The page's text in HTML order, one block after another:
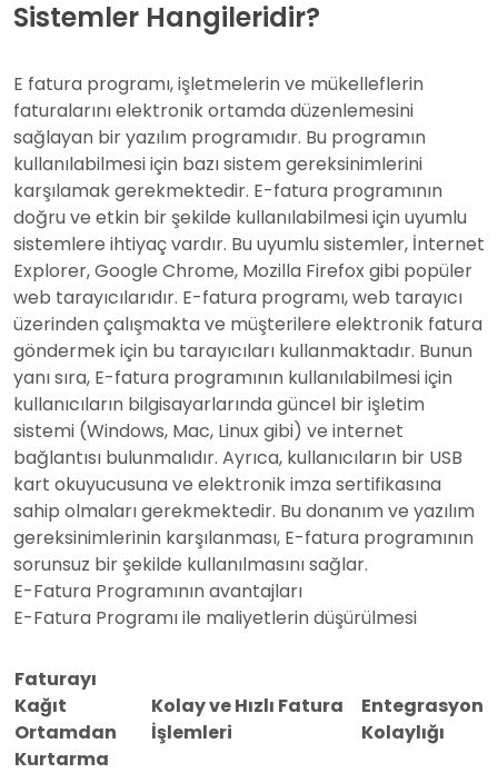
Sistemler Hangileridir?
E fatura programı, işletmelerin ve mükelleflerin
faturalarını elektronik ortamda düzenlemesini
sağlayan bir yazılım programıdır. Bu programın
kullanılabilmesi için bazı sistem gereksinimlerini
karşılamak gerekmektedir. E-fatura programının
doğru ve etkin bir şekilde kullanılabilmesi için uyumlu
sistemlere ihtiyaç vardır. Bu uyumlu sistemler, İnternet
Explorer, Google Chrome, Mozilla Firefox gibi popüler
web tarayıcılarıdır. E-fatura programı, web tarayıcı
üzerinden çalışmakta ve müşterilere elektronik fatura
göndermek için bu tarayıcıları kullanmaktadır. Bunun
yanı sıra, E-fatura programının kullanılabilmesi için
kullanıcıların bilgisayarlarında güncel bir işletim
sistemi (Windows, Mac, Linux gibi) ve internet
bağlantısı bulunmalıdır. Ayrıca, kullanıcıların bir USB
kart okuyucusuna ve elektronik imza sertifikasına
sahip olmaları gerekmektedir. Bu donanım ve yazılım
gereksinimlerinin karşılanması, E-fatura programının
sorunsuz bir şekilde kullanılmasını sağlar.
E-Fatura Programının avantajları
E-Fatura Programı ile maliyetlerin düşürülmesi
Faturayı
Kağıt
Ortamdan
Kurtarma
Kolay ve Hızlı Fatura
İşlemleri
Entegrasyon
Kolaylığı